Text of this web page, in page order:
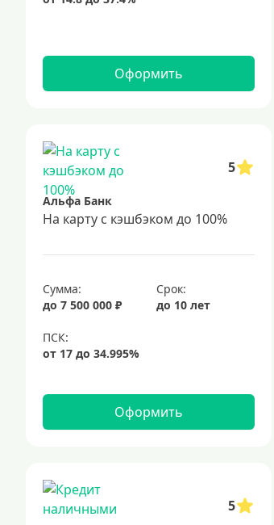
Оформить
5
Альфа Банк
На карту с кэшбэком до 100%
Сумма:
до 7 500 000 ₽
Срок:
до 10 лет
Оформить
5